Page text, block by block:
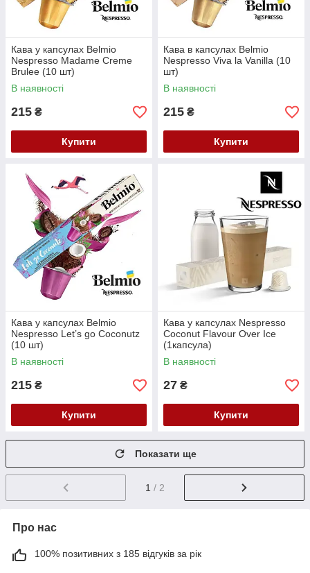
Кава у капсулах Belmio
Nespresso Madame Creme
Brulee (10 шт)
В наявності
215 ₴
Купити
Кава в капсулах Belmio
Nespresso Viva la Vanilla (10
шт)
В наявності
215 ₴
Купити
Кава у капсулах Belmio
Nespresso Let’s go Coconutz
(10 шт)
В наявності
215 ₴
Купити
Кава у капсулах Nespresso
Coconut Flavour Over Ice
(1капсула)
В наявності
27 ₴
Купити
Показати ще
1 / 2
Про нас
100% позитивних з 185 відгуків за рік